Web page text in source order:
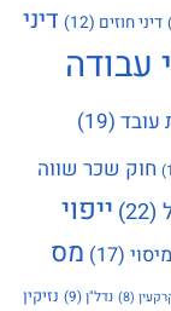
דיני חוזים (12)
דיני
עבודה
עובד (19)
חוק שכר שווה
(22)
ייפוי
מיסוי (17)
מס
(8) נדל"ן(9)
נזיקין